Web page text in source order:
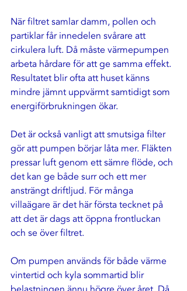
När filtret samlar damm, pollen och
partiklar får innedelen svårare att
cirkulera luft. Då måste värmepumpen
arbeta hårdare för att ge samma effekt.
Resultatet blir ofta att huset känns
mindre jämnt uppvärmt samtidigt som
energiförbrukningen ökar.
Det är också vanligt att smutsiga filter
gör att pumpen börjar låta mer. Fläkten
pressar luft genom ett sämre flöde, och
det kan ge både surr och ett mer
ansträngt driftljud. För många
villaägare är det här första tecknet på
att det är dags att öppna frontluckan
och se över filtret.
Om pumpen används för både värme
vintertid och kyla sommartid blir